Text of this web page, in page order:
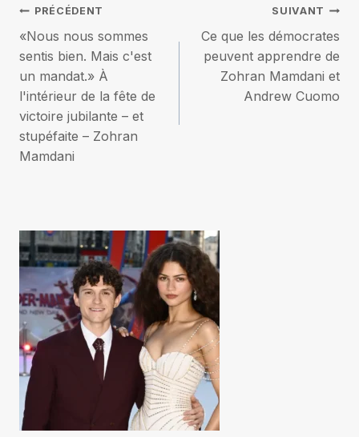
Navigation
de
l’article
PRÉCÉDENT
«Nous nous sommes
sentis bien. Mais c'est
un mandat.» À
l'intérieur de la fête de
victoire jubilante – et
stupéfaite – Zohran
Mamdani
SUIVANT
Ce que les démocrates
peuvent apprendre de
Zohran Mamdani et
Andrew Cuomo